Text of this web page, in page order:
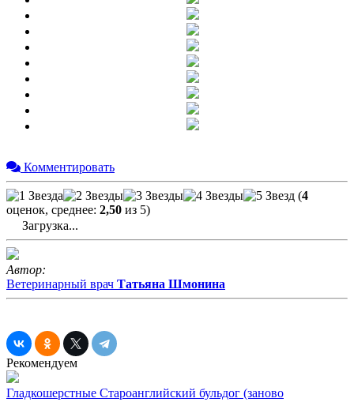
Комментировать
(4
оценок, среднее: 2,50 из 5)
Загрузка...
Автор:
Ветеринарный врач Татьяна Шмонина
Рекомендуем
Гладкошерстные Староанглийский бульдог (заново